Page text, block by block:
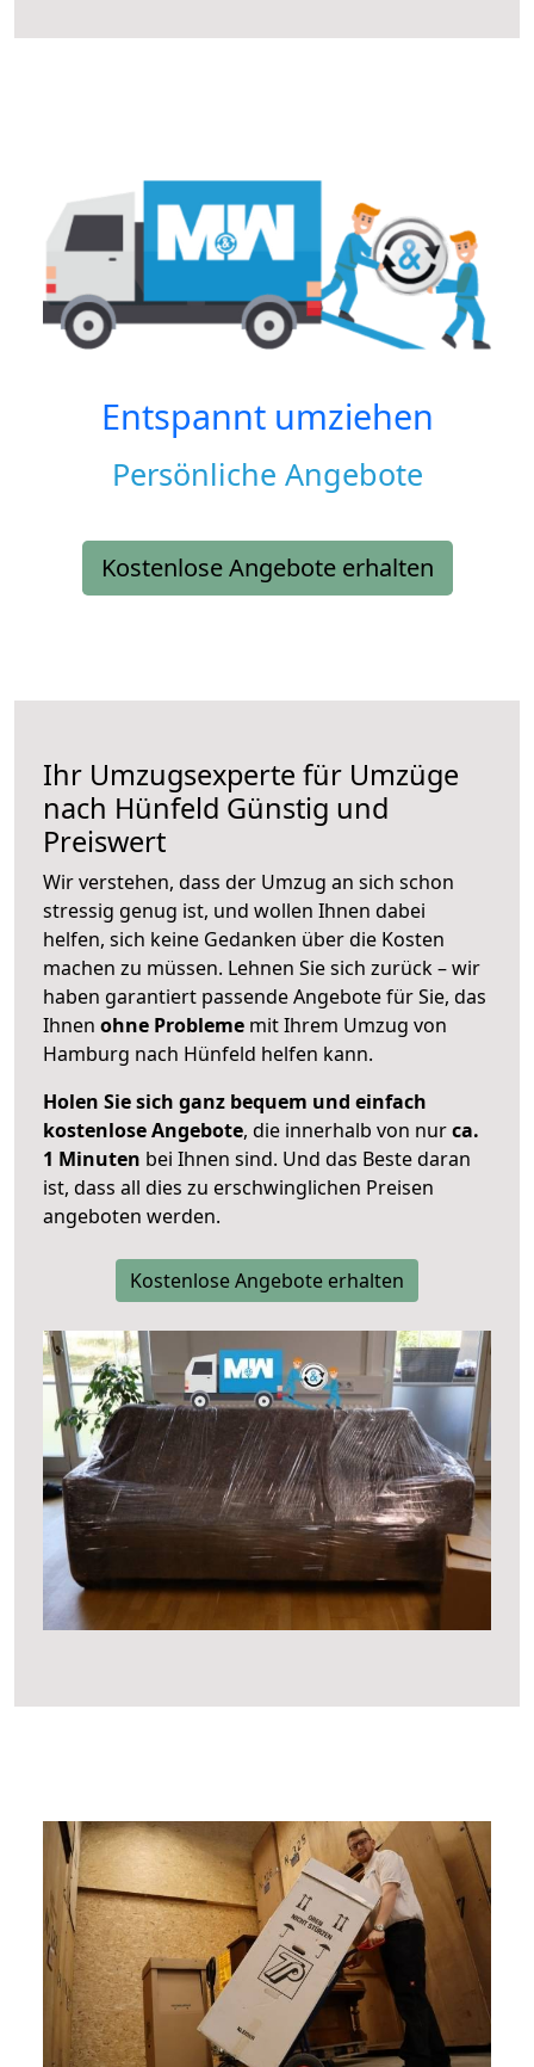
Entspannt umziehen
Persönliche Angebote
Kostenlose Angebote erhalten
Ihr Umzugsexperte für Umzüge
nach Hünfeld Günstig und
Preiswert
Wir verstehen, dass der Umzug an sich schon
stressig genug ist, und wollen Ihnen dabei
helfen, sich keine Gedanken über die Kosten
machen zu müssen. Lehnen Sie sich zurück – wir
haben garantiert passende Angebote für Sie, das
Ihnen ohne Probleme mit Ihrem Umzug von
Hamburg nach Hünfeld helfen kann.
Holen Sie sich ganz bequem und einfach
kostenlose Angebote, die innerhalb von nurca.
1 Minuten bei Ihnen sind. Und das Beste daran
ist, dass all dies zu erschwinglichen Preisen
angeboten werden.
Kostenlose Angebote erhalten